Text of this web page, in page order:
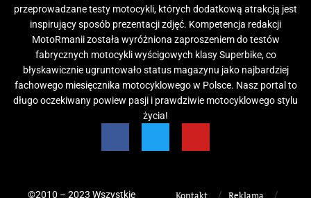
przeprowadzane testy motocykli, których dodatkową atrakcją jest
inspirujący sposób prezentacji zdjęć. Kompetencja redakcji
MotoRmanii została wyróżniona zaproszeniem do testów
fabrycznych motocykli wyścigowych klasy Superbike, co
błyskawicznie ugruntowało status magazynu jako najbardziej
fachowego miesięcznika motocyklowego w Polsce. Nasz portal to
długo oczekiwany powiew pasji i prawdziwie motocyklowego stylu
życia!
©2010 – 2023 Wszystkie Kontakt Reklama